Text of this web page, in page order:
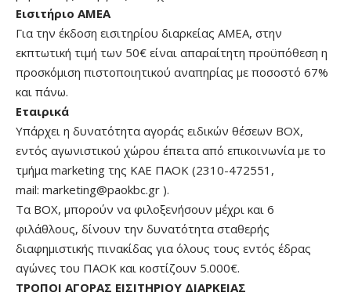
Εισιτήριο ΑΜΕΑ
Για την έκδοση εισιτηρίου διαρκείας ΑΜΕΑ, στην
εκπτωτική τιμή των 50€ είναι απαραίτητη προϋπόθεση η
προσκόμιση πιστοποιητικού αναπηρίας με ποσοστό 67%
και πάνω.
Εταιρικά
Υπάρχει η δυνατότητα αγοράς ειδικών θέσεων BOX,
εντός αγωνιστικού χώρου έπειτα από επικοινωνία με το
τμήμα marketing της ΚΑΕ ΠΑΟΚ (2310-472551,
mail: marketing@paokbc.gr ).
Τα BOX, μπορούν να φιλοξενήσουν μέχρι και 6
φιλάθλους, δίνουν την δυνατότητα σταθερής
διαφημιστικής πινακίδας για όλους τους εντός έδρας
αγώνες του ΠΑΟΚ και κοστίζουν 5.000€.
ΤΡΟΠΟΙ ΑΓΟΡΑΣ ΕΙΣΙΤΗΡΙΟΥ ΔΙΑΡΚΕΙΑΣ